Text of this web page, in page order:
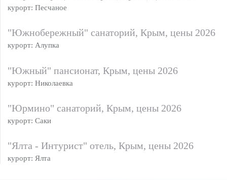
курорт: Песчаное
"Южнобережный" санаторий, Крым, цены 2026
курорт: Алупка
"Южный" пансионат, Крым, цены 2026
курорт: Николаевка
"Юрмино" санаторий, Крым, цены 2026
курорт: Саки
"Ялта - Интурист" отель, Крым, цены 2026
курорт: Ялта